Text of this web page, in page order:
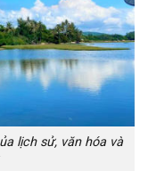
lịch sử, văn hóa và